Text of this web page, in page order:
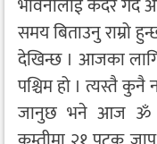
भावनालाई कदर गर्दै
समय बिताउनु राम्रो
देखिन्छ । आजका
पश्चिम हो । त्यस्तै
जानुछ भने आज ॐ